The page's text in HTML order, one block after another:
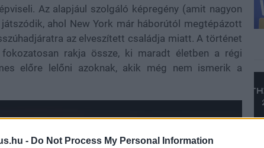
- Do Not Process My Personal Information
Az alapjául szolgáló képregény (amit nagyon
ahol New York már háborútól megtépázott
az elveszített családja miatt. A történet
rakja össze, ki maradt életben a régi
előre lelőni azoknak, akik még nem ismerik a